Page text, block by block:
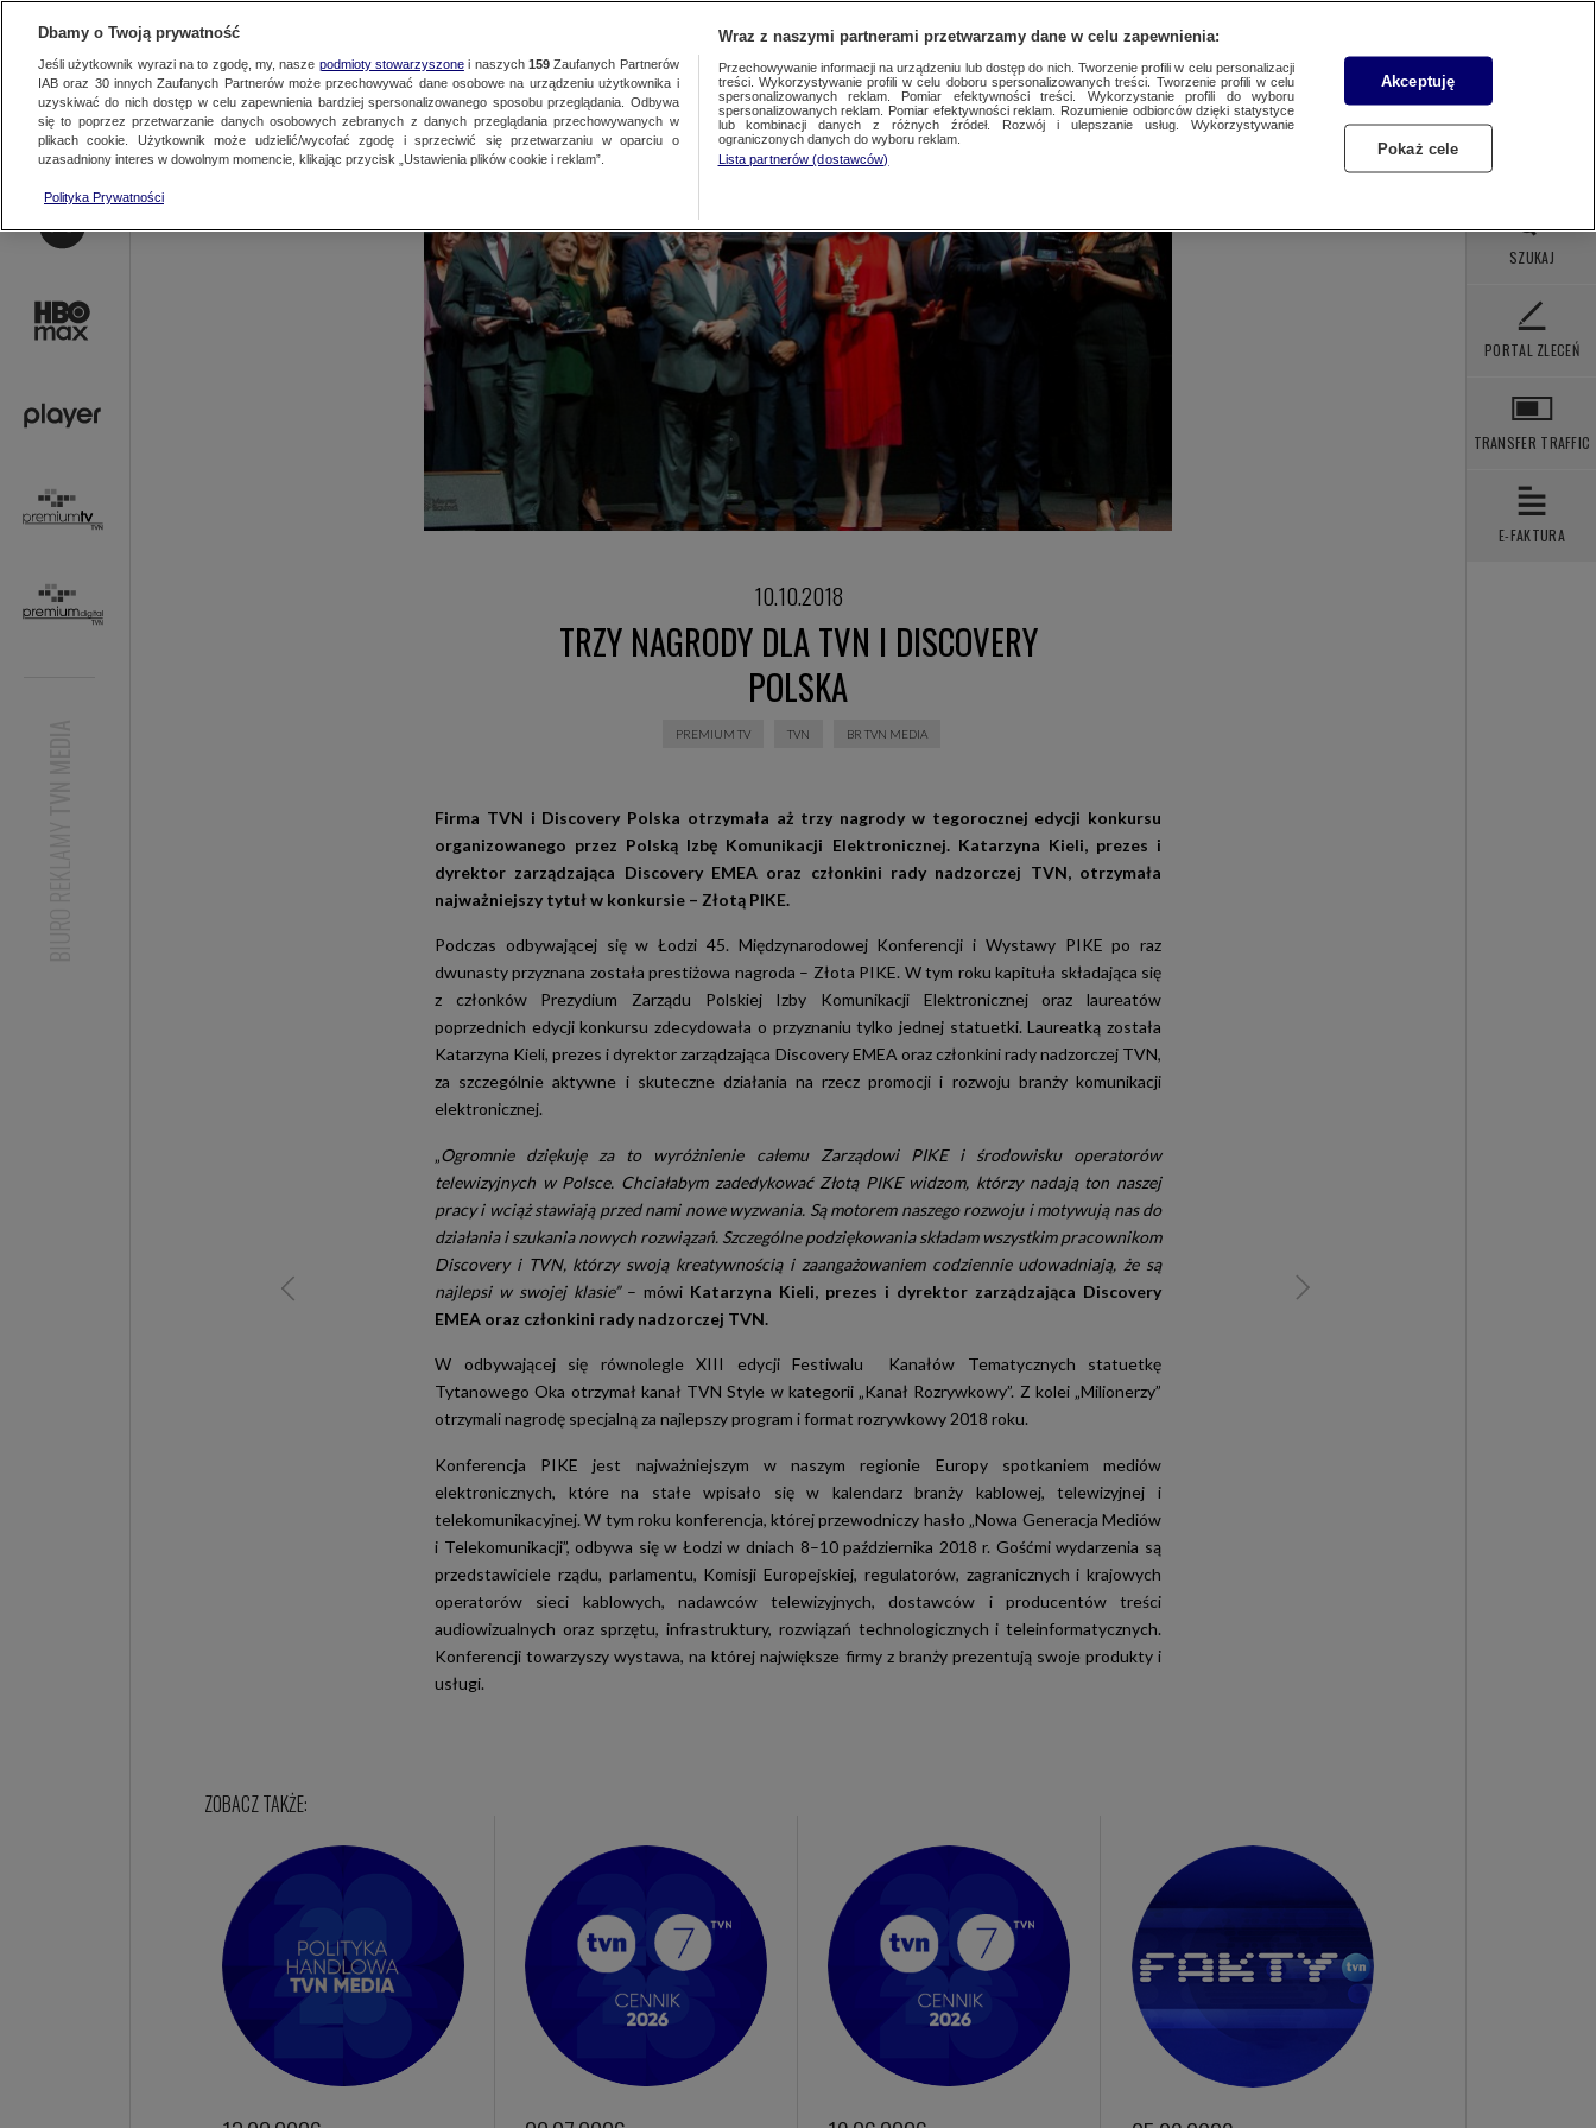
AKTUALNOŚCI MEDIA DO POBRANIA
SZUKAJ
PORTAL ZLECEŃ
TRANSFER TRAFFIC
E-FAKTURA
10.10.2018
TRZY NAGRODY DLA TVN I DISCOVERY
POLSKA
PREMIUM TV TVN BR TVN MEDIA
Firma TVN i Discovery Polska otrzymała aż trzy nagrody w tegorocznej edycji konkursu
organizowanego przez Polską Izbę Komunikacji Elektronicznej. Katarzyna Kieli, prezes i
dyrektor zarządzająca Discovery EMEA oraz członkini rady nadzorczej TVN, otrzymała
najważniejszy tytuł w konkursie – Złotą PIKE.
Podczas odbywającej się w Łodzi 45. Międzynarodowej Konferencji i Wystawy PIKE po raz
dwunasty przyznana została prestiżowa nagroda – Złota PIKE. W tym roku kapituła składająca się
z członków Prezydium Zarządu Polskiej Izby Komunikacji Elektronicznej oraz laureatów
poprzednich edycji konkursu zdecydowała o przyznaniu tylko jednej statuetki. Laureatką została
Katarzyna Kieli, prezes i dyrektor zarządzająca Discovery EMEA oraz członkini rady nadzorczej TVN,
za szczególnie aktywne i skuteczne działania na rzecz promocji i rozwoju branży komunikacji
elektronicznej.
„Ogromnie dziękuję za to wyróżnienie całemu Zarządowi PIKE i środowisku operatorów
telewizyjnych w Polsce. Chciałabym zadedykować Złotą PIKE widzom, którzy nadają ton naszej
pracy i wciąż stawiają przed nami nowe wyzwania. Są motorem naszego rozwoju i motywują nas do
działania i szukania nowych rozwiązań. Szczególne podziękowania składam wszystkim pracownikom
Discovery i TVN, którzy swoją kreatywnością i zaangażowaniem codziennie udowadniają, że są
najlepsi w swojej klasie”– mówi Katarzyna Kieli, prezes i dyrektor zarządzająca Discovery
EMEA oraz członkini rady nadzorczej TVN.
W odbywającej się równolegle XIII edycji Festiwalu Kanałów Tematycznych statuetkę
Tytanowego Oka otrzymał kanał TVN Style w kategorii „Kanał Rozrywkowy”. Z kolei „Milionerzy”
otrzymali nagrodę specjalną za najlepszy program i format rozrywkowy 2018 roku.
Konferencja PIKE jest najważniejszym w naszym regionie Europy spotkaniem mediów
elektronicznych, które na stałe wpisało się w kalendarz branży kablowej, telewizyjnej i
telekomunikacyjnej. W tym roku konferencja, której przewodniczy hasło „Nowa Generacja Mediów
i Telekomunikacji”, odbywa się w Łodzi w dniach 8–10 października 2018 r. Gośćmi wydarzenia są
przedstawiciele rządu, parlamentu, Komisji Europejskiej, regulatorów, zagranicznych i krajowych
operatorów sieci kablowych, nadawców telewizyjnych, dostawców i producentów treści
audiowizualnych oraz sprzętu, infrastruktury, rozwiązań technologicznych i teleinformatycznych.
Konferencji towarzyszy wystawa, na której największe firmy z branży prezentują swoje produkty i
usługi.
Dbamy o Twoją prywatność
Jeśli użytkownik wyrazi na to zgodę, my, nasze podmioty stowarzyszonei naszych 159Zaufanych Partnerów
IAB oraz 30innych Zaufanych Partnerów może przechowywać dane osobowe na urządzeniu użytkownika i
uzyskiwać do nich dostęp w celu zapewnienia bardziej spersonalizowanego sposobu przeglądania. Odbywa
się to poprzez przetwarzanie danych osobowych zebranych z danych przeglądania przechowywanych w
plikach cookie. Użytkownik może udzielić/wycofać zgodę i sprzeciwić się przetwarzaniu w oparciu o
uzasadniony interes w dowolnym momencie, klikając przycisk „Ustawienia plików cookie i reklam”.
Polityka Prywatności
Wraz z naszymi partnerami przetwarzamy dane w celu zapewnienia:
Przechowywanie informacji na urządzeniu lub dostęp do nich. Tworzenie profili w celu personalizacji
treści. Wykorzystywanie profili w celu doboru spersonalizowanych treści. Tworzenie profili w celu
spersonalizowanych reklam. Pomiar efektywności treści. Wykorzystanie profili do wyboru
spersonalizowanych reklam. Pomiar efektywności reklam. Rozumienie odbiorców dzięki statystyce
lub kombinacji danych z różnych źródeł. Rozwój i ulepszanie usług. Wykorzystywanie
ograniczonych danych do wyboru reklam.
Lista partnerów (dostawców)
Akceptuję
Pokaż cele